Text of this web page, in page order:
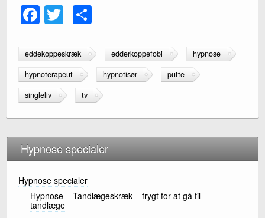
F
a
c
e
b
o
o
k
T
wi
tt
er
ar
eddekoppeskræk edderkoppefobi
hypnose
hypnoterapeut
hypnotisør
putte
singleliv
tv
Hypnose specialer
Hypnose specialer
Hypnose – Tandlægeskræk – frygt for at gå til
tandlæge